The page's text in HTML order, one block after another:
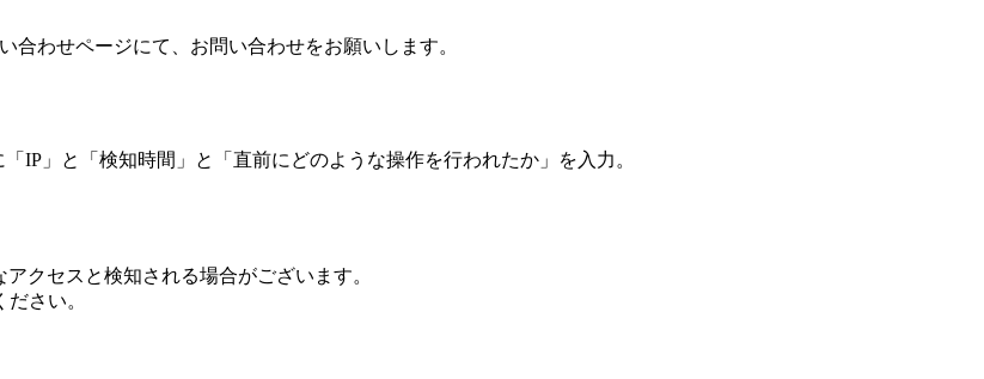
わせページにて、お問い合わせをお願いします。
IP」と「検知時間」と「直前にどのような操作を行われたか」を入力。
クセスと検知される場合がございます。
さい。